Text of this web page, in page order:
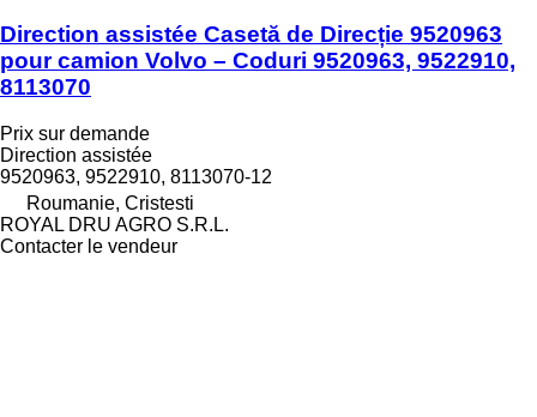
Direction assistée Casetă de Direcție 9520963
pour camion Volvo – Coduri 9520963, 9522910,
8113070
Prix sur demande
Direction assistée
9520963, 9522910, 8113070-12
Roumanie, Cristesti
ROYAL DRU AGRO S.R.L.
Contacter le vendeur